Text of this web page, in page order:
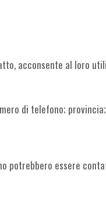
acconsente al loro
di telefono;
potrebbero essere